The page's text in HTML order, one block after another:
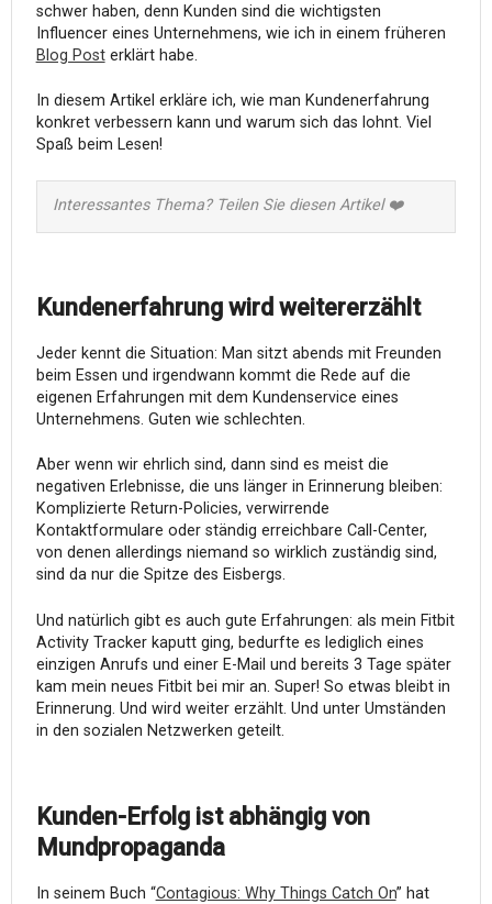
schwer haben, denn Kunden sind die wichtigsten
Influencer eines Unternehmens, wie ich in einem früheren
Blog Posterklärt habe.
In diesem Artikel erkläre ich, wie man Kundenerfahrung
konkret verbessern kann und warum sich das lohnt. Viel
Spaß beim Lesen!
Interessantes Thema? Teilen Sie diesen Artikel ❤️
Kundenerfahrung wird weitererzählt
Jeder kennt die Situation: Man sitzt abends mit Freunden
beim Essen und irgendwann kommt die Rede auf die
eigenen Erfahrungen mit dem Kundenservice eines
Unternehmens. Guten wie schlechten.
Aber wenn wir ehrlich sind, dann sind es meist die
negativen Erlebnisse, die uns länger in Erinnerung bleiben:
Komplizierte Return-Policies, verwirrende
Kontaktformulare oder ständig erreichbare Call-Center,
von denen allerdings niemand so wirklich zuständig sind,
sind da nur die Spitze des Eisbergs.
Und natürlich gibt es auch gute Erfahrungen: als mein Fitbit
Activity Tracker kaputt ging, bedurfte es lediglich eines
einzigen Anrufs und einer E-Mail und bereits 3 Tage später
kam mein neues Fitbit bei mir an. Super! So etwas bleibt in
Erinnerung. Und wird weiter erzählt. Und unter Umständen
in den sozialen Netzwerken geteilt.
Kunden-Erfolg ist abhängig von
Mundpropaganda
In seinem Buch “Contagious: Why Things Catch On” hat